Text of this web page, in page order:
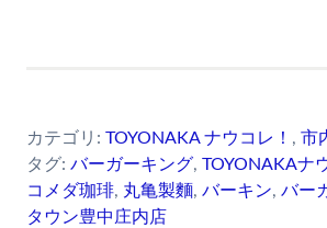
カテゴリ: TOYONAKA ナウコレ！ , 市
タグ: バーガーキング, TOYONAKAナ
コメダ珈琲, 丸亀製麵, バーキン, バー
タウン豊中庄内店